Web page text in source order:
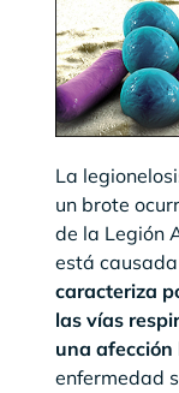
La
un brote
de la Legión
está
caracteriza
las vías
una
enfermedad